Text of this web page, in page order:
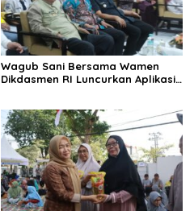
Wagub Sani Bersama Wamen
Dikdasmen RI Luncurkan Aplikasi
di Jambi